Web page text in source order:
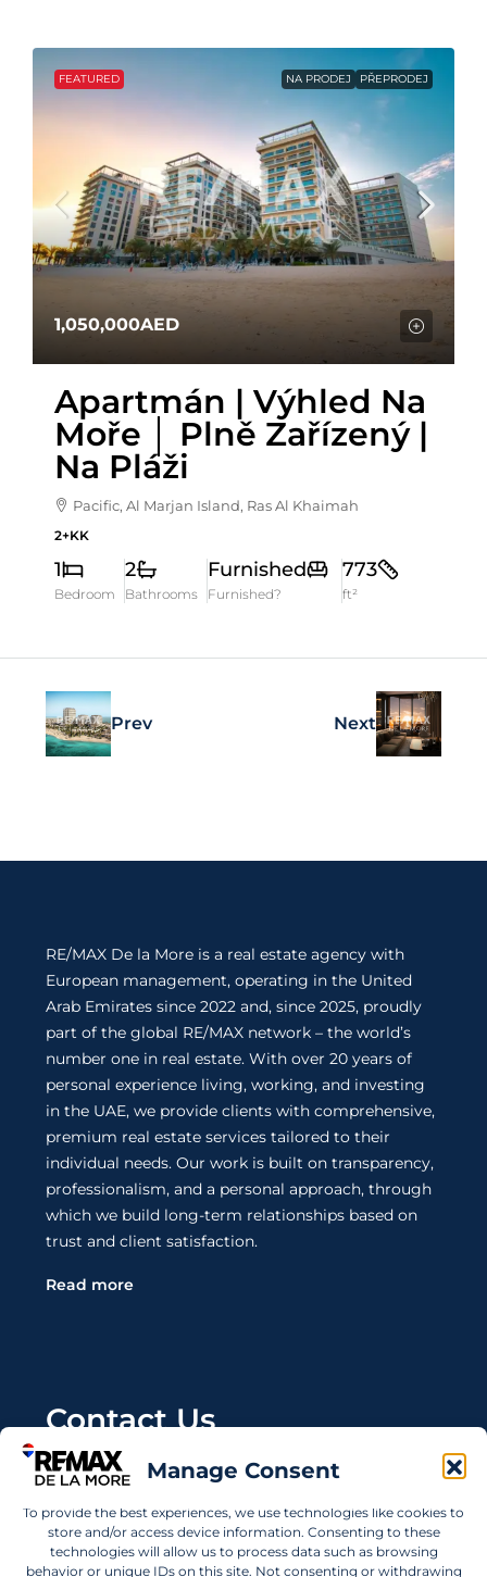
Manage Consent
To provide the best experiences, we use technologies like cookies to
store and/or access device information. Consenting to these
technologies will allow us to process data such as browsing
behavior or unique IDs on this site. Not consenting or withdrawing
FEATURED NA PRODEJ PŘEPRODEJ
1,050,000AED
Apartmán | Výhled Na
Moře │ Plně Zařízený |
Na Pláži
Pacific, Al Marjan Island, Ras Al Khaimah
2+KK
1
Bedroom
2
Bathrooms
Furnished
Furnished?
773
ft²
Prev Next
RE/MAX De la More is a real estate agency with
European management, operating in the United
Arab Emirates since 2022 and, since 2025, proudly
part of the global RE/MAX network – the world’s
number one in real estate. With over 20 years of
personal experience living, working, and investing
in the UAE, we provide clients with comprehensive,
premium real estate services tailored to their
individual needs. Our work is built on transparency,
professionalism, and a personal approach, through
which we build long-term relationships based on
trust and client satisfaction.
Read more
Contact Us
Wanting to invest in UAE properties and don't
info@remaxdelamore.com